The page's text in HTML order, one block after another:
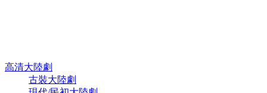
高清大陸劇
古裝大陸劇